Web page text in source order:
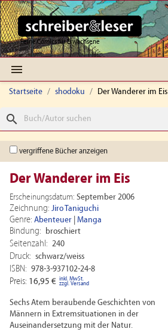
Feine Comics für Erwachsene

Startseite shodoku Der Wanderer im Eis
search
vergriffene Bücher anzeigen
Der Wanderer im Eis
Erscheinungsdatum: September 2006
Zeichnung: Jiro Taniguchi
Genre: Abenteuer Manga
Bindung: broschiert
Seitenzahl: 240
Druck: schwarz/weiss
ISBN: 978-3-937102-24-8
Preis: 16,95 € inkl. MwSt.
zzgl. Versand
Sechs Atem beraubende Geschichten von
Männern in Extremsituationen in der
Auseinandersetzung mit der Natur.